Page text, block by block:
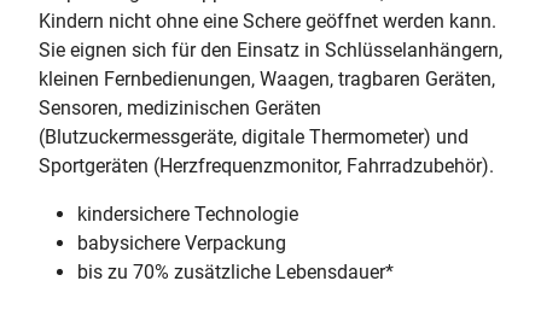
Kindern nicht ohne eine Schere geöffnet werden kann.
Sie eignen sich für den Einsatz in Schlüsselanhängern,
kleinen Fernbedienungen, Waagen, tragbaren Geräten,
Sensoren, medizinischen Geräten
(Blutzuckermessgeräte, digitale Thermometer) und
Sportgeräten (Herzfrequenzmonitor, Fahrradzubehör).
kindersichere Technologie
babysichere Verpackung
bis zu 70% zusätzliche Lebensdauer*